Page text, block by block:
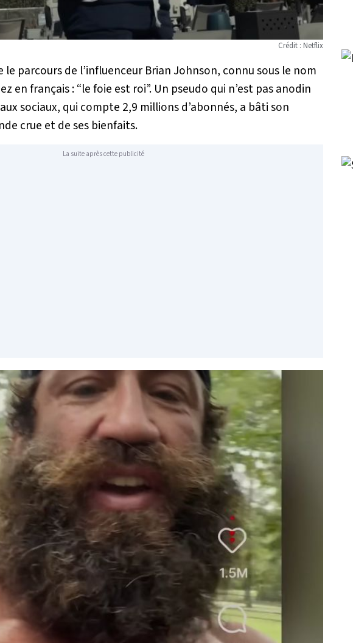
Crédit : Netflix
le parcours de l’influenceur Brian Johnson, connu sous le nom
en français : “le foie est roi”. Un pseudo qui n’est pas anodin
sociaux, qui compte 2,9 millions d’abonnés, a bâti son
crue et de ses bienfaits.
La suite après cette publicité